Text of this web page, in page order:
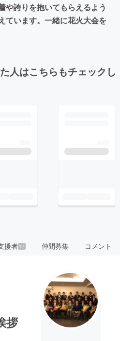
や誇りを抱いてもらえるよう
ています。一緒に花火大会を
人はこちらもチェックし
援者 17 仲間募集 コメント
拶